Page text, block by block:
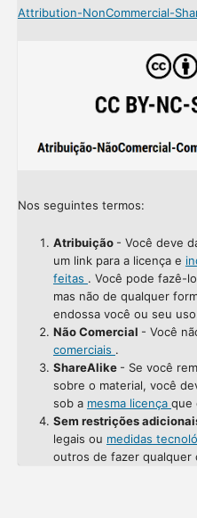
Attribution-NonCommercial-
Nos seguintes termos:
Atribuição - Você deve
um link para a licença e
feitas . Você pode fazê-
mas não de qualquer
endossa você ou seu
Não Comercial - Você
comerciais .
ShareAlike - Se você
sobre o material, você
sob a mesma licença que
Sem restrições
legais ou medidas
outros de fazer qualquer